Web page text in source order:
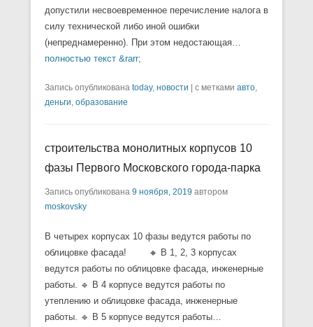
допустили несвоевременное перечисление налога в
силу технической либо иной ошибки
(непреднамеренно). При этом недостающая…
полностью текст &rarr;
Запись опубликована today, новости с метками авто,
деньги, образование
строительства монолитных корпусов 10
фазы Первого Московского города-парка
Запись опубликована 9 ноября, 2019 автором
moskovsky
В четырех корпусах 10 фазы ведутся работы по
облицовке фасада! ⠀ ⠀ 🔸 В 1, 2, 3 корпусах
ведутся работы по облицовке фасада, инженерные
работы. 🔹 В 4 корпусе ведутся работы по
утеплению и облицовке фасада, инженерные
работы. 🔹 В 5 корпусе ведутся работы…